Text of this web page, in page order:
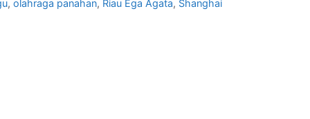
,olahraga panahan, Riau Ega Agata, Shanghai